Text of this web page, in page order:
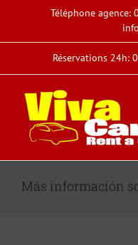
contenido
Téléphone agence:
Réservations 24h:
Más información